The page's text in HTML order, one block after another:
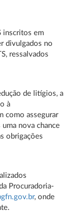
inscritos em
divulgados no
ressalvados
de litígios, a
à
como assegurar
nova chance
obrigações
Procuradoria-
, onde